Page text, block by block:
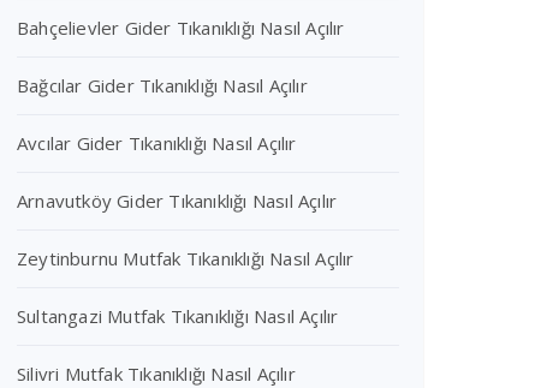
Bahçelievler Gider Tıkanıklığı Nasıl Açılır
Bağcılar Gider Tıkanıklığı Nasıl Açılır
Avcılar Gider Tıkanıklığı Nasıl Açılır
Arnavutköy Gider Tıkanıklığı Nasıl Açılır
Zeytinburnu Mutfak Tıkanıklığı Nasıl Açılır
Sultangazi Mutfak Tıkanıklığı Nasıl Açılır
Silivri Mutfak Tıkanıklığı Nasıl Açılır